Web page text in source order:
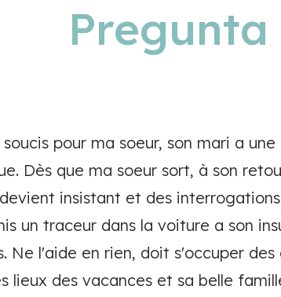
Pregunta
pour ma soeur, son mari a
Dès que ma soeur sort, à son
insistant et des
un traceur dans la voiture a son
Ne l'aide en rien, doit s'occuper des
lieux des vacances et sa belle